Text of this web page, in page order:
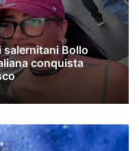
salernitani Bollo
conquista